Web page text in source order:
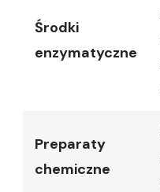
Środki
enzymatyczne
Preparaty
chemiczne